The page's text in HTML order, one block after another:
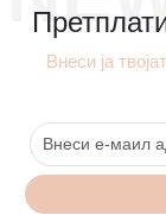
Внеси ја